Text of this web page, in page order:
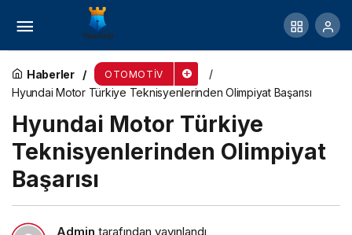
Haberler OTOMOTIV
Hyundai Motor Türkiye Teknisyenlerinden Olimpiyat Başarısı
Hyundai Motor Türkiye
Teknisyenlerinden Olimpiyat
Başarısı
Admin tarafından yayınlandı
İmperial Group Enerji, operasyonel gücünü 10
MAN çekiciyle büyüttü